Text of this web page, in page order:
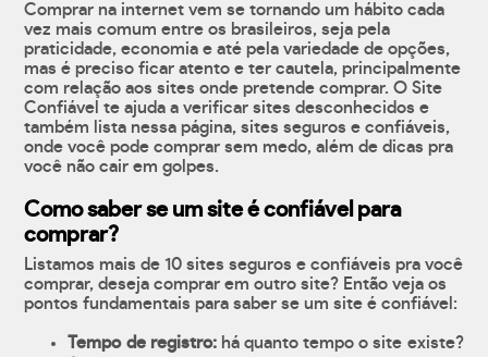
Comprar na internet vem se tornando um hábito cada
vez mais comum entre os brasileiros, seja pela
praticidade, economia e até pela variedade de opções,
mas é preciso ficar atento e ter cautela, principalmente
com relação aos sites onde pretende comprar. O Site
Confiável te ajuda a verificar sites desconhecidos e
também lista nessa página, sites seguros e confiáveis,
onde você pode comprar sem medo, além de dicas pra
você não cair em golpes.
Como saber se um site é confiável para
comprar?
Listamos mais de 10 sites seguros e confiáveis pra você
comprar, deseja comprar em outro site? Então veja os
pontos fundamentais para saber se um site é confiável:
Tempo de registro:há quanto tempo o site existe?